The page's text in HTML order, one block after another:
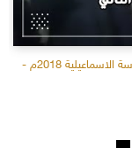
انشاد صوفي في حلب - الزاوية الناصرية في المدرسة الاسماعيلية 2018م -